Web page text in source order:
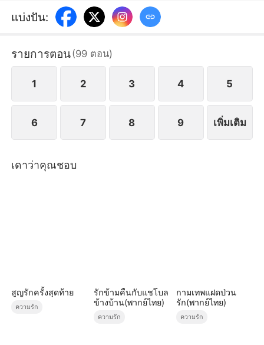
แบ่งปัน:
รายการตอน(99 ตอน)
1 2 3 4 5
6 7 8 9 เพิ่มเติม
เดาว่าคุณชอบ
สูญรักครั้งสุดท้าย
ความรัก
รักข้ามคืนกับแชโบล
ข้างบ้าน(พากย์ไทย)
ความรัก
กามเทพแฝดป่วน
รัก(พากย์ไทย)
ความรัก